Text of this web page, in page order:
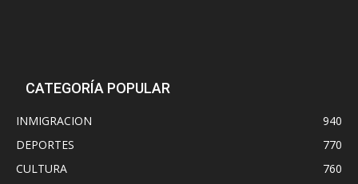
CATEGORÍA POPULAR
INMIGRACION
940
DEPORTES
770
CULTURA
760